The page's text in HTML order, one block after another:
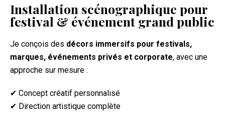
Installation scénographique pour
festival & événement grand public
Je conçois des décors immersifs pour festivals,
marques, événements privés et corporate, avec une
approche sur mesure :
✔ Concept créatif personnalisé
✔ Direction artistique complète